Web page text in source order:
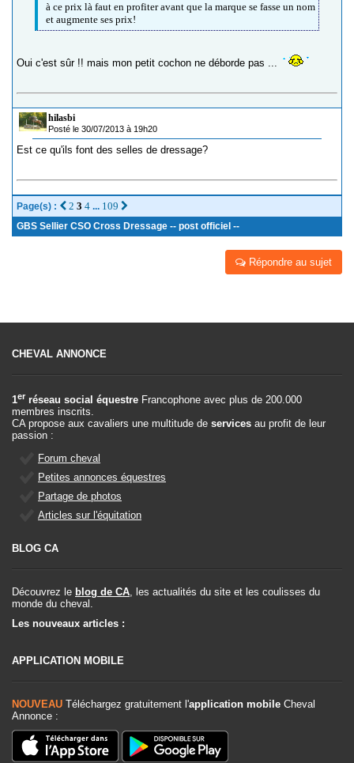
à ce prix là faut en profiter avant que la marque se fasse un nom
et augmente ses prix!
Oui c'est sûr !! mais mon petit cochon ne déborde pas ...
hilasbi
Posté le 30/07/2013 à 19h20
Est ce qu'ils font des selles de dressage?
Page(s) : 2 3 4 ... 109
GBS Sellier CSO Cross Dressage -- post officiel --
Répondre au sujet
CHEVAL ANNONCE
1er réseau social équestre Francophone avec plus de 200.000
membres inscrits.
CA propose aux cavaliers une multitude de services au profit de leur
passion :
Forum cheval
Petites annonces équestres
Partage de photos
Articles sur l'équitation
BLOG CA
Découvrez le blog de CA, les actualités du site et les coulisses du
monde du cheval.
Les nouveaux articles :
APPLICATION MOBILE
NOUVEAU Téléchargez gratuitement l'application mobile Cheval
Annonce :